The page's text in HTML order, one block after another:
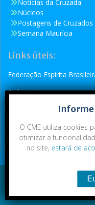
Notícias da Cruzada
Núcleos
Postagens de Cruzados
Semana Maurícia
Links úteis:
Federação Espírita
Reformador
Conselho Espírita
Conteúdo exclusivo da
Informe
O CME utiliza cookies
otimizar a
no site, estará de